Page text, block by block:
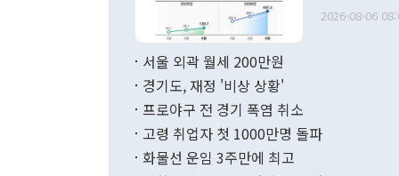
다. [정동영 통일부 장관이 지난달 23일 오후 서울 종로구 정부서울청사에
무너졌다고
료=한국은행] 한국은행이 6일 발표한 '2026년 6월 국제수지(잠정)'
며 월간 기
2026-08-06
서울 외곽 월세 200만원
경기도, 재정 '비상 상황'
프로야구 전 경기 폭염 취소
고령 취업자 첫 1000만명 돌파
화물선 운임 3주만에 최고